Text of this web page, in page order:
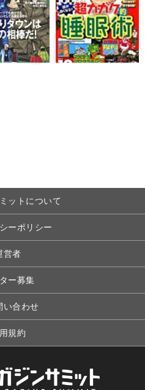
ットについて
ーポリシー
営者
ー募集
い合わせ
規約